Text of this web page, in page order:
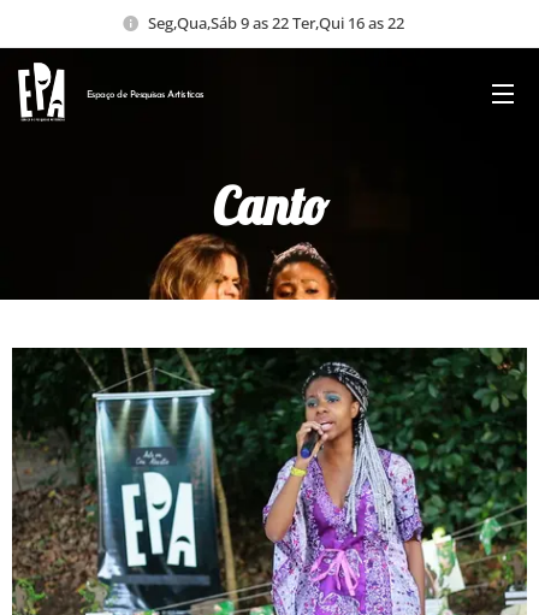
Seg,Qua,Sáb 9 as 22 Ter,Qui 16 as 22
Espaço de Pesquisas Artísticas
Canto